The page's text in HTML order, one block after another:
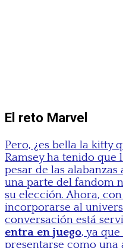
El reto Marvel
Pero, ¿es bella la kitty
Ramsey ha tenido
pesar de las
una parte del fandom
su elección. Ahora,
incorporarse al
conversación está
entra en juego, ya
presentarse como una